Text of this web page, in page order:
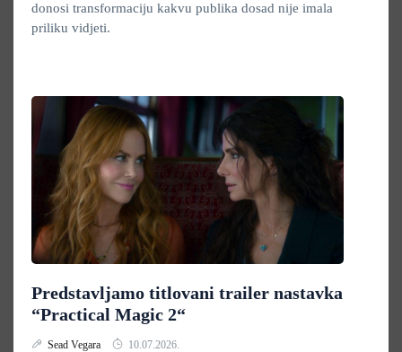
donosi transformaciju kakvu publika dosad nije imala
priliku vidjeti.
Predstavljamo titlovani trailer nastavka
“Practical Magic 2“
Sead Vegara 10.07.2026.